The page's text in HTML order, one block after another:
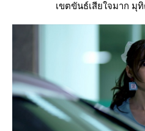
เขตขันธ์เสียใจมาก มุ